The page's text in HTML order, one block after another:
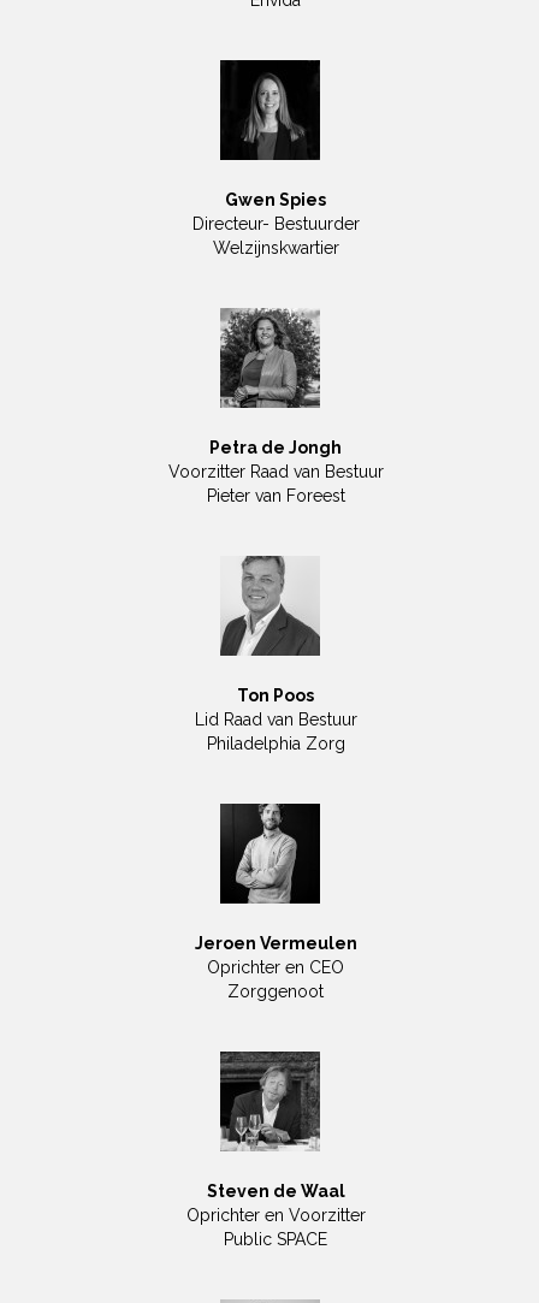
Gwen Spies
Directeur- Bestuurder
Welzijnskwartier
Petra de Jongh
Voorzitter Raad van Bestuur
Pieter van Foreest
Ton Poos
Lid Raad van Bestuur
Philadelphia Zorg
Jeroen Vermeulen
Oprichter en CEO
Zorggenoot
Steven de Waal
Oprichter en Voorzitter
Public SPACE